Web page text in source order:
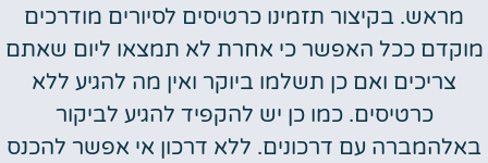
מראש. בקיצור תזמינו כרטיסים לסיורים מודרכים
מוקדם ככל האפשר כי אחרת לא תמצאו ליום שאתם
צריכים ואם כן תשלמו ביוקר ואין מה להגיע ללא
כרטיסים. כמו כן יש להקפיד להגיע לביקור
באלהמברה עם דרכונים. ללא דרכון אי אפשר להכנס